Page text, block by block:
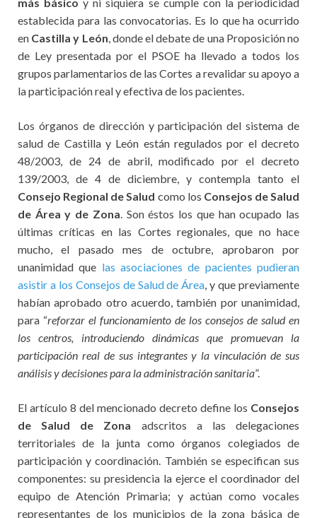
más básico y ni siquiera se cumple con la periodicidad
establecida para las convocatorias. Es lo que ha ocurrido
en Castilla y León, donde el debate de una Proposición no
de Ley presentada por el PSOE ha llevado a todos los
grupos parlamentarios de las Cortes a revalidar su apoyo a
la participación real y efectiva de los pacientes.
Los órganos de dirección y participación del sistema de
salud de Castilla y León están regulados por el decreto
48/2003, de 24 de abril, modificado por el decreto
139/2003, de 4 de diciembre, y contempla tanto el
Consejo Regional de Salud como los Consejos de Salud
de Área y de Zona. Son éstos los que han ocupado las
últimas críticas en las Cortes regionales, que no hace
mucho, el pasado mes de octubre, aprobaron por
unanimidad que las asociaciones de pacientes pudieran
asistir a los Consejos de Salud de Área, y que previamente
habían aprobado otro acuerdo, también por unanimidad,
para “reforzar el funcionamiento de los consejos de salud en
los centros, introduciendo dinámicas que promuevan la
participación real de sus integrantes y la vinculación de sus
análisis y decisiones para la administración sanitaria”.
El artículo 8 del mencionado decreto define los Consejos
de Salud de Zona adscritos a las delegaciones
territoriales de la junta como órganos colegiados de
participación y coordinación. También se especifican sus
componentes: su presidencia la ejerce el coordinador del
equipo de Atención Primaria; y actúan como vocales
representantes de los municipios de la zona básica de